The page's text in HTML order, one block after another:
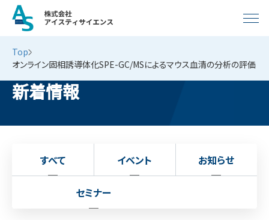
Top
オンライン固相誘導体化SPE-GC/MSによるマウス血清の分析の評価
新着情報
すべて イベント お知らせ
セミナー